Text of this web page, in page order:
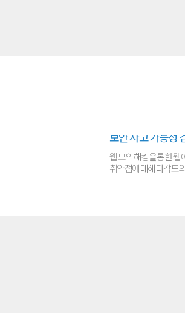
보안 사고 가능성
웹 모의 해킹을 통한
취약점에 대해 다각도